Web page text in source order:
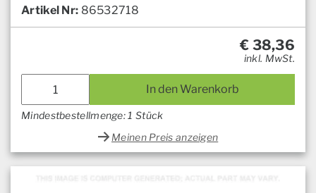
Artikel Nr: 86532718
€ 38,36
inkl. MwSt.
In den Warenkorb
Mindestbestellmenge: 1 Stück
Meinen Preis anzeigen